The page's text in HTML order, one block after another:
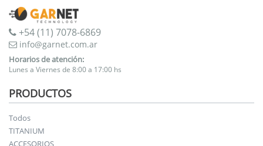
+54 (11) 7078-6869
info@garnet.com.ar
Horarios de atención:
Lunes a Viernes de 8:00 a 17:00 hs
PRODUCTOS
Todos
TITANIUM
ACCESORIOS